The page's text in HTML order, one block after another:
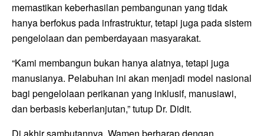
memastikan keberhasilan pembangunan yang tidak
hanya berfokus pada infrastruktur, tetapi juga pada sistem
pengelolaan dan pemberdayaan masyarakat.
“Kami membangun bukan hanya alatnya, tetapi juga
manusianya. Pelabuhan ini akan menjadi model nasional
bagi pengelolaan perikanan yang inklusif, manusiawi,
dan berbasis keberlanjutan,” tutup Dr. Didit.